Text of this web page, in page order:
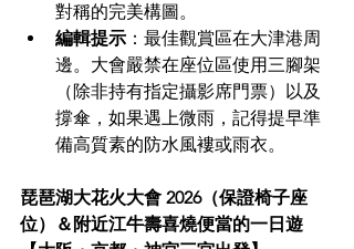
對稱的完美構圖。
編輯提示 ：最佳觀賞區在大津港周
邊。大會嚴禁在座位區使用三腳架
（除非持有指定攝影席門票）以及
撐傘，如果遇上微雨，記得提早準
備高質素的防水風褸或雨衣。
琵琶湖大花火大會 2026（保證椅子座
位）＆附近江牛壽喜燒便當的一日遊